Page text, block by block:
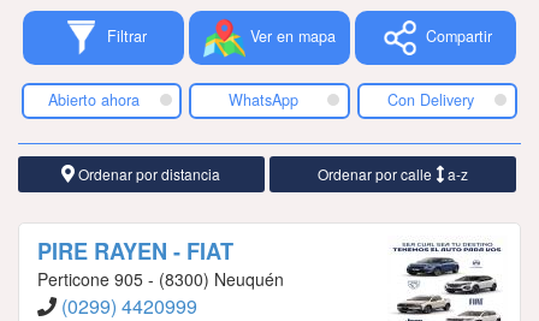
Tiendacores
Contactenos
Filtrar Ver en mapa Compartir
Abierto ahora WhatsApp Con Delivery
Ordenar por distancia Ordenar por calle a-z
PIRE RAYEN - FIAT
Perticone 905 - (8300) Neuquén
(0299) 4420999